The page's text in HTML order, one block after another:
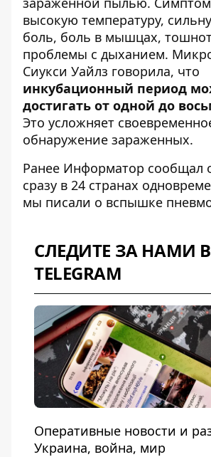
высокую температуру,
боль, боль в мышцах,
проблемы с дыханием.
Сиукси Уайлз говорила, что
инкубационный период
достигать от одной до
Это усложняет
обнаружение зараженных.
Ранее Информатор сообщал
сразу в 24 странах
мы писали о вспышке
СЛЕДИТЕ ЗА НАМИ В
TELEGRAM
Оперативные новости и
Украина, война, мир